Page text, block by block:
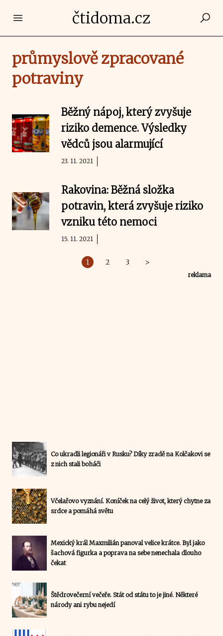
Open main menučtidoma.cz
průmyslově zpracované
potraviny
Běžný nápoj, který zvyšuje
riziko demence. Výsledky
vědců jsou alarmující
23. 11. 2021
Rakovina: Běžná složka
potravin, která zvyšuje riziko
vzniku této nemoci
15. 11. 2021
1 2 3 >
reklama
Co ukradli legionáři v Rusku? Díky zradě na Kolčakovi se
z nich stali boháči
Včelařovo vyznání. Koníček na celý život, který chytne za
srdce a pomáhá světu
Mexický král Maxmilián panoval velice krátce. Byl jako
šachová figurka a poprava na sebe nenechala dlouho
čekat
Štědrovečerní večeře. Stát od státu to je jiné. Některé
národy ani rybu nejedí